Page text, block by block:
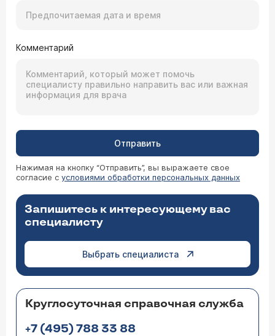
Комментарий
Отправить
Нажимая на кнопку “Отправить”, вы выражаете свое
согласие с условиями обработки персональных данных
Запишитесь к интересующему вас
специалисту
Выбрать специалиста
Круглосуточная справочная служба
+7 (495) 788 33 88